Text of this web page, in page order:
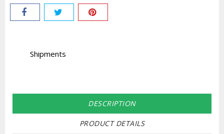
Shipments
DESCRIPTION
PRODUCT DETAILS